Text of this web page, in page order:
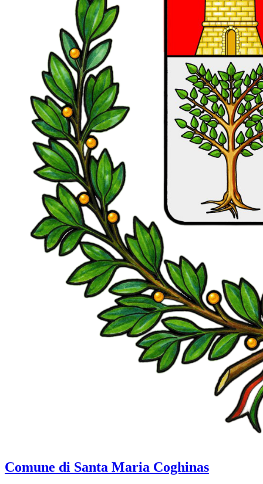
Comune di Santa Maria Coghinas